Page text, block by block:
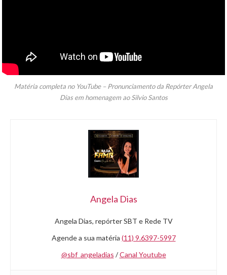
Matéria completa no YouTube – Pronunciamento da Repórter Angela
Dias em homenagem ao Silvio Santos
Angela Dias
Angela Dias, repórter SBT e Rede TV
Agende a sua matéria (11) 9.6397-5997
@sbf_angeladias /Canal Youtube